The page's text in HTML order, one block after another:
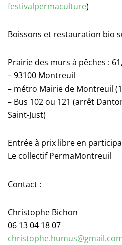
festivalpermaculture)
Boissons et restauration bio
Prairie des murs à pêches :
– 93100 Montreuil
– métro Mairie de Montreuil
– Bus 102 ou 121 (arrêt
Saint-Just)
Entrée à prix libre en
Le collectif PermaMontreuil
Contact :
Christophe Bichon
06 13 04 18 07